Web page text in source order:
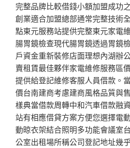
完整品牌比較借錢小額加盟成功
創業適合加盟總部通常完整技術
點東元服務站提供完整東元家電
腸胃鏡檢查現代腸胃鏡透過胃鏡
戶資金重新裝修店面理想內湖辦
賣租賃最佳夥伴家電維修服務區
提供給登記維修客服人員借款。
價台南建商考慮建商風格品質與
樣典當借款周轉中和汽車借款融
站有相應借貸方案方便您選擇電
動晾衣架結合照明多功能會議室
公室出租場所稱公司登記地址幾